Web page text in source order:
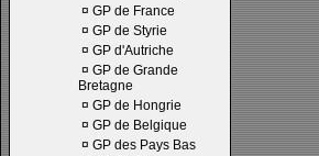
¤ GP de France
¤ GP de Styrie
¤ GP d'Autriche
¤ GP de Grande
Bretagne
¤ GP de Hongrie
¤ GP de Belgique
¤ GP des Pays Bas